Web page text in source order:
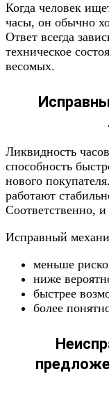
Когда человек
часы, он обычно
Ответ всегда
техническое
весомых.
Ликвидность
способность
нового
работают
Соответственно,
Исправный
меньше
ниже
быстрее
более